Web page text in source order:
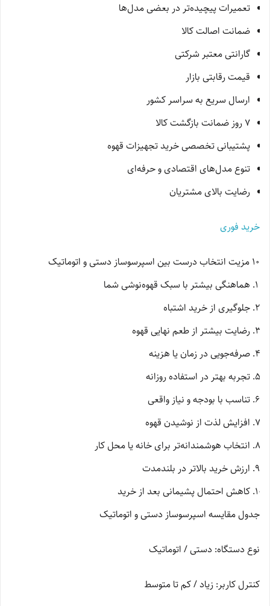
تعمیرات پیچیده‌تر در بعضی مدل‌ها
ضمانت اصالت کالا
گارانتی معتبر شرکتی
قیمت رقابتی بازار
ارسال سریع به سراسر کشور
7 روز ضمانت بازگشت کالا
پشتیبانی تخصصی خرید تجهیزات قهوه
تنوع مدل‌های اقتصادی و حرفه‌ای
رضایت بالای مشتریان
خرید فوری
10 مزیت انتخاب درست بین اسپرسوساز دستی و اتوماتیک
هماهنگی بیشتر با سبک قهوه‌نوشی شما
جلوگیری از خرید اشتباه
رضایت بیشتر از طعم نهایی قهوه
صرفه‌جویی در زمان یا هزینه
تجربه بهتر در استفاده روزانه
تناسب با بودجه و نیاز واقعی
افزایش لذت از نوشیدن قهوه
انتخاب هوشمندانه‌تر برای خانه یا محل کار
ارزش خرید بالاتر در بلندمدت
کاهش احتمال پشیمانی بعد از خرید
جدول مقایسه اسپرسوساز دستی و اتوماتیک
نوع دستگاه: دستی / اتوماتیک
کنترل کاربر: زیاد / کم تا متوسط